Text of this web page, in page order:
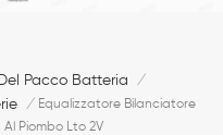
Pacco Batteria /
/ Equalizzatore Bilanciatore
Piombo Lto 2V